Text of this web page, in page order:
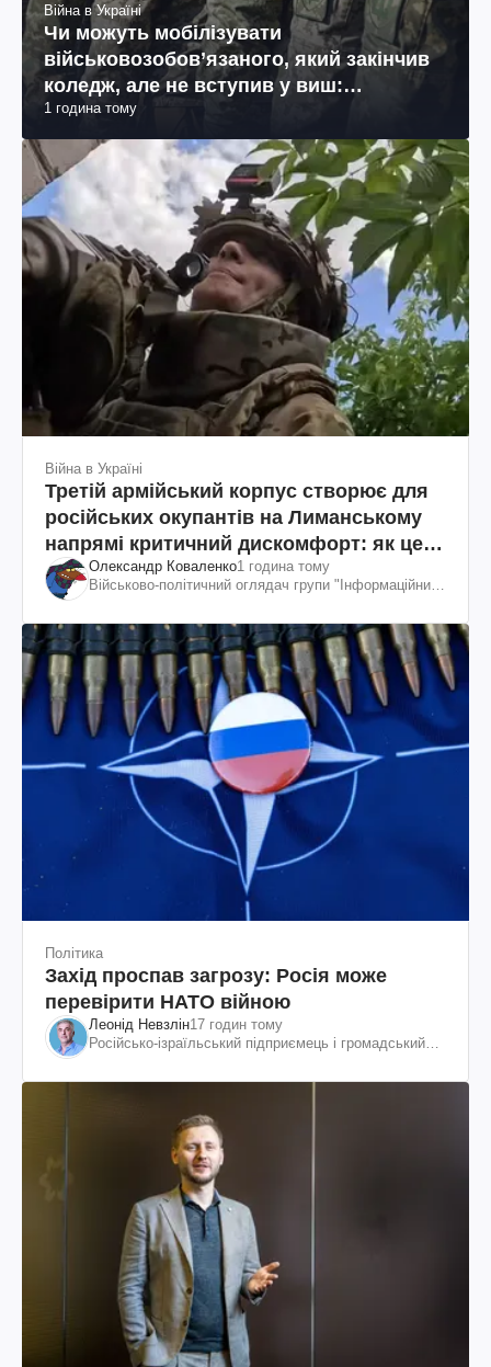
Війна в Україні
Чи можуть мобілізувати
військовозобов’язаного, який закінчив
коледж, але не вступив у виш:
пояснення юриста
1 година тому
Війна в Україні
Третій армійський корпус створює для
російських окупантів на Лиманському
напрямі критичний дискомфорт: як це
вдалосяОлександр Коваленко1 година тому
Військово-політичний оглядач групи "Інформаційний
Політика
Захід проспав загрозу: Росія може
перевірити НАТО війною
Леонід Невзлін17 годин тому
Російсько-ізраїльський підприємець і громадський